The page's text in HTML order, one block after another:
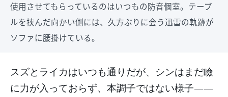
使用させてもらっているのはいつもの防音個室。テーブ
ルを挟んだ向かい側には、久方ぶりに会う迅雷の軌跡が
ソファに腰掛けている。
スズとライカはいつも通りだが、シンはまだ瞼
に力が入っておらず、本調子ではない様子――